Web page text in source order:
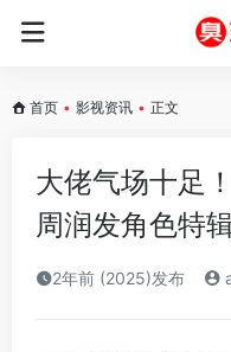
首页 • 影视资讯 • 正文
大佬气场十足
周润发角色特
2年前 (2025)发布